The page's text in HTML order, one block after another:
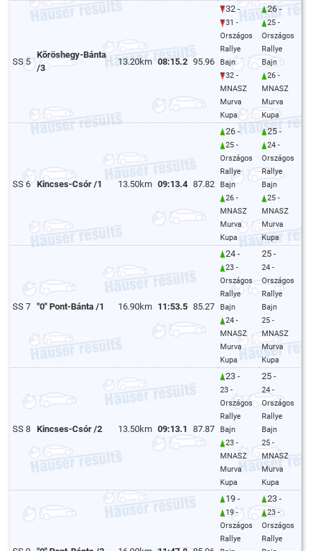
SS 5
Kõröshegy-Bánta
/3
13.20km 08:15.2 95.96
32 -
31 -
Országos
Rallye
Bajn
32 -
MNASZ
Murva
Kupa
26 -
25 -
Országos
Rallye
Bajn
26 -
MNASZ
Murva
Kupa
SS 6 Kincses-Csór /1 13.50km 09:13.4 87.82
26 -
25 -
Országos
Rallye
Bajn
26 -
MNASZ
Murva
Kupa
25 -
24 -
Országos
Rallye
Bajn
25 -
MNASZ
Murva
Kupa
SS 7 "0" Pont-Bánta /1 16.90km 11:53.5 85.27
24 -
23 -
Országos
Rallye
Bajn
24 -
MNASZ
Murva
Kupa
25 -
24 -
Országos
Rallye
Bajn
25 -
MNASZ
Murva
Kupa
SS 8 Kincses-Csór /2 13.50km 09:13.1 87.87
23 -
23 -
Országos
Rallye
Bajn
23 -
MNASZ
Murva
Kupa
25 -
24 -
Országos
Rallye
Bajn
25 -
MNASZ
Murva
Kupa
19 -
19 -
Országos
Rallye
23 -
23 -
Országos
Rallye